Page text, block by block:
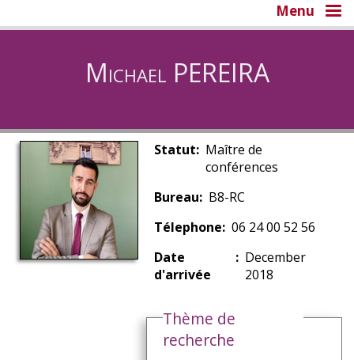
Menu
Michael PEREIRA
Statut
Maître de
conférences
Bureau
B8-RC
Télephone 06 24 00 52 56
Date
d'arrivée
December
2018
Thème de
recherche